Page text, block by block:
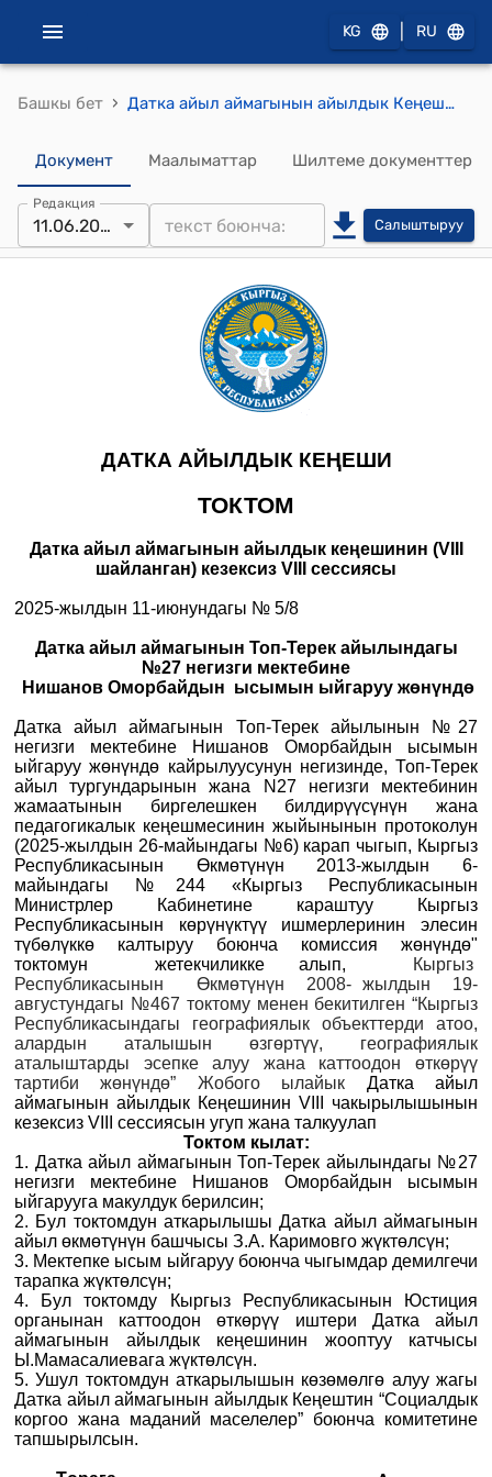
KG RU
Башкы бет › Датка айыл аймагынын айылдык Кеңешинин 2025-жылдын 11-июнундагы №5/8 Датка айыл аймагынын Топ-Терек айылындагы №27 негизги мектебине Нишанов Оморбайдын ысымын ыйгаруу жөнүндө токтому
Документ Маалыматтар Шилтеме документтер
Редакция
11.06.2025 Салыштыруу